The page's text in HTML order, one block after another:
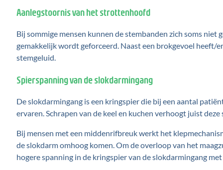
Aanlegstoornis van het strottenhoofd
Bij sommige mensen kunnen de stembanden zich soms
gemakkelijk wordt geforceerd. Naast een brokgevoel heeft/
stemgeluid.
Spierspanning van de slokdarmingang
De slokdarmingang is een kringspier die bij een aantal
ervaren. Schrapen van de keel en kuchen verhoogt juist
Bij mensen met een middenrifbreuk werkt het
de slokdarm omhoog komen. Om de overloop van het
hogere spanning in de kringspier van de slokdarmingang